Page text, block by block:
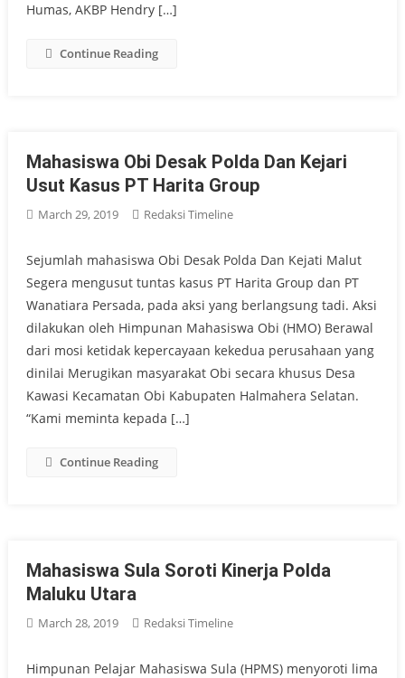
Humas, AKBP Hendry […]
Continue Reading
Mahasiswa Obi Desak Polda Dan Kejari
Usut Kasus PT Harita Group
March 29, 2019 Redaksi Timeline
Sejumlah mahasiswa Obi Desak Polda Dan Kejati Malut
Segera mengusut tuntas kasus PT Harita Group dan PT
Wanatiara Persada, pada aksi yang berlangsung tadi. Aksi
dilakukan oleh Himpunan Mahasiswa Obi (HMO) Berawal
dari mosi ketidak kepercayaan kekedua perusahaan yang
dinilai Merugikan masyarakat Obi secara khusus Desa
Kawasi Kecamatan Obi Kabupaten Halmahera Selatan.
“Kami meminta kepada […]
Continue Reading
Mahasiswa Sula Soroti Kinerja Polda
Maluku Utara
March 28, 2019 Redaksi Timeline
Himpunan Pelajar Mahasiswa Sula (HPMS) menyoroti lima